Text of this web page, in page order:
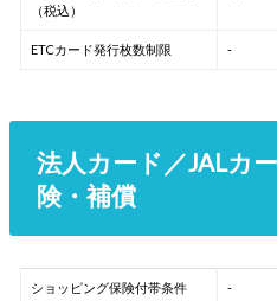
（税込）
ETCカード発行枚数制限 -
法人カード／JALカ
険・補償
ショッピング保険付帯条件 -